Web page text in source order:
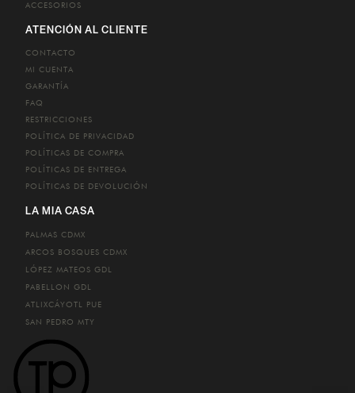
ACCESORIOS
ATENCIÓN AL CLIENTE
CONTACTO
MI CUENTA
GARANTÍA
FAQ
RESTRICCIONES
POLÍTICA DE PRIVACIDAD
POLÍTICAS DE COMPRA
POLÍTICAS DE ENTREGA
POLÍTICAS DE DEVOLUCIÓN
LA MIA CASA
PALMAS CDMX
ARCOS BOSQUES CDMX
LÓPEZ MATEOS GDL
PABELLON GDL
ATLIXCÁYOTL PUE
SAN PEDRO MTY